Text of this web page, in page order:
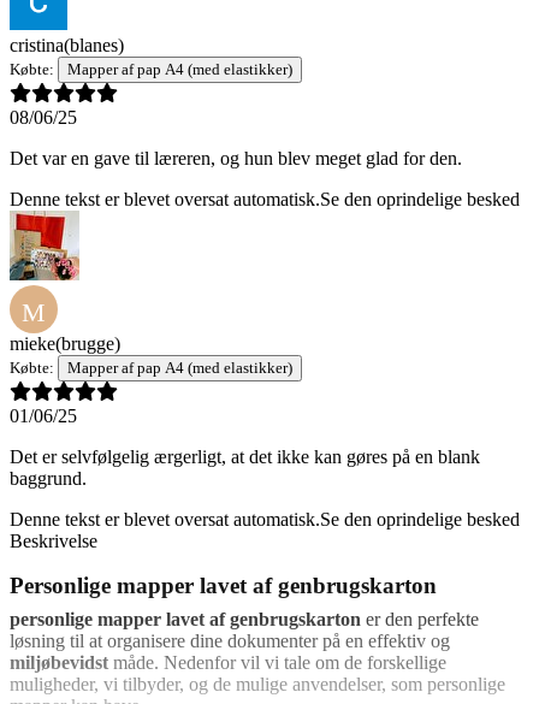
cristina(blanes)
Købte: Mapper af pap A4 (med elastikker)
08/06/25
Det var en gave til læreren, og hun blev meget glad for den.
Denne tekst er blevet oversat automatisk.Se den oprindelige besked
M
mieke(brugge)
Købte: Mapper af pap A4 (med elastikker)
01/06/25
Det er selvfølgelig ærgerligt, at det ikke kan gøres på en blank
baggrund.
Denne tekst er blevet oversat automatisk.Se den oprindelige besked
Beskrivelse
Personlige mapper lavet af genbrugskarton
personlige mapper lavet af genbrugskarton er den perfekte
løsning til at organisere dine dokumenter på en effektiv og
miljøbevidst måde. Nedenfor vil vi tale om de forskellige
muligheder, vi tilbyder, og de mulige anvendelser, som personlige